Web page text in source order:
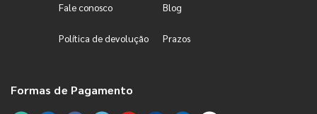
Fale conosco Blog
Política de devolução Prazos
Formas de Pagamento